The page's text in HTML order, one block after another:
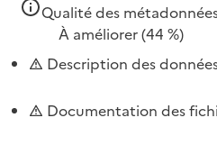
Qualité des
À améliorer(44 %)
Description des
Documentation des